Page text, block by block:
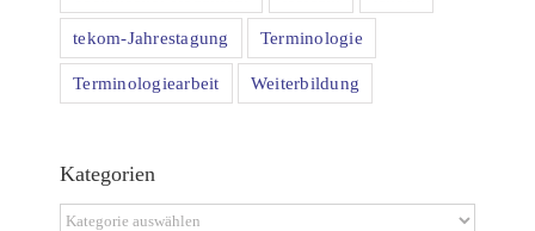
tekom-Jahrestagung Terminologie
Terminologiearbeit Weiterbildung
Kategorien
Kategorien